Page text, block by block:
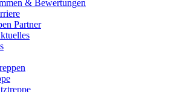
& Bewertungen
Partner